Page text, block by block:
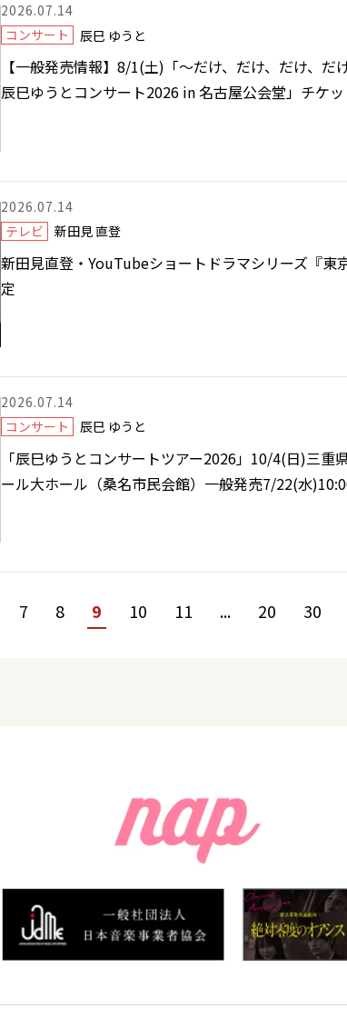
2026.07.14
コンサート
辰巳 ゆうと
【一般発売情報】8/1(土)「～だけ、だけ、だけ、だ
辰巳ゆうとコンサート2026 in 名古屋公会堂」チケッ
2026.07.14
テレビ
新田見 直登
新田見直登・YouTubeショートドラマシリーズ『東
定
2026.07.14
コンサート
辰巳 ゆうと
「辰巳ゆうとコンサートツアー2026」10/4(日)三重
ール大ホール（桑名市民会館）一般発売7/22(水
7 8 9 10 11 ... 20 30